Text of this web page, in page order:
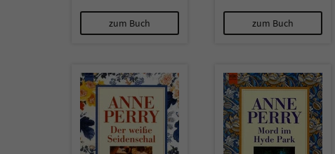
zum Buch zum Buch